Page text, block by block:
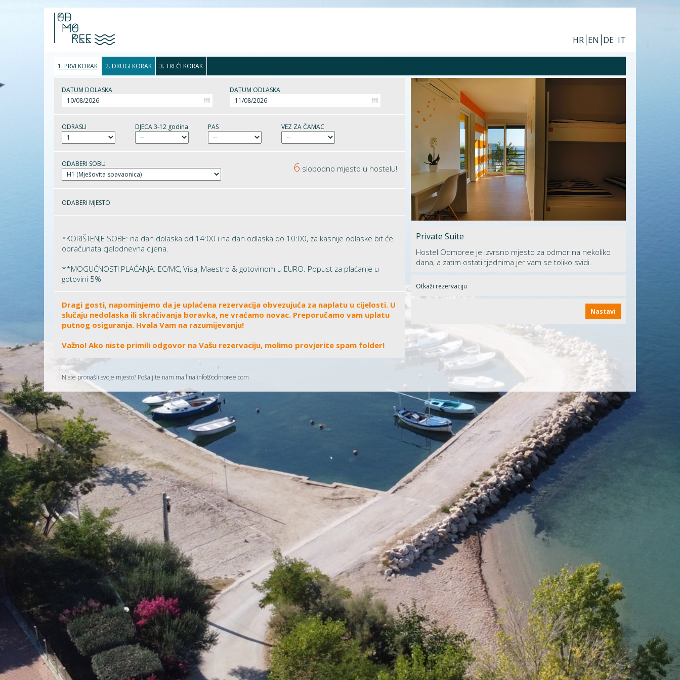
HR EN DE IT
1. PRVI KORAK 2. DRUGI KORAK 3. TREĆI KORAK
DATUM DOLASKA DATUM ODLASKA
ODRASLI DJECA 3-12 godina PAS VEZ ZA ČAMAC
ODABERI SOBU 6 slobodno mjesto u hostelu!
ODABERI MJESTO
*KORIŠTENJE SOBE: na dan dolaska od 14:00 i na dan odlaska do 10:00, za kasnije odlaske bit će
obračunata cjelodnevna cijena.
**MOGUĆNOSTI PLAĆANJA: EC/MC, Visa, Maestro & gotovinom u EURO. Popust za plaćanje u
gotovini 5%
Dragi gosti, napominjemo da je uplaćena rezervacija obvezujuća za naplatu u cijelosti. U
slučaju nedolaska ili skraćivanja boravka, ne vraćamo novac. Preporučamo vam uplatu
putnog osiguranja. Hvala Vam na razumijevanju!
Važno! Ako niste primili odgovor na Vašu rezervaciju, molimo provjerite spam folder!
Private Suite
Hostel Odmoree je izvrsno mjesto za odmor na nekoliko
dana, a zatim ostati tjednima jer vam se toliko svidi.
Otkaži rezervaciju
Nastavi
Niste pronašli svoje mjesto? Pošaljite nam mail na info@odmoree.com